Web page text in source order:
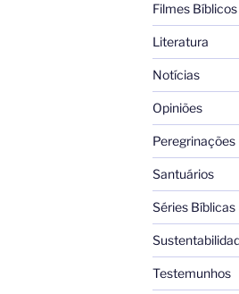
Filmes Bíblicos
Literatura
Notícias
Opiniões
Peregrinações
Santuários
Séries Bíblicas
Testemunhos